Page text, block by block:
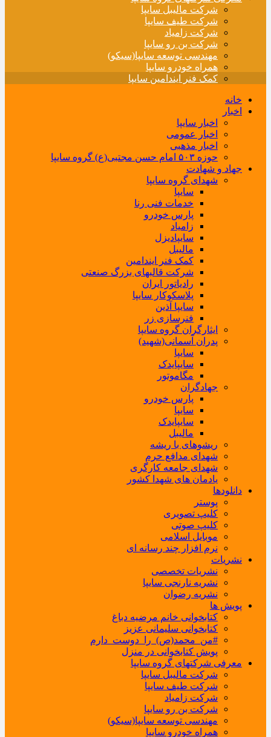
شرکت مالیبل سایپا
شرکت طیف سایپا
شرکت زامیاد
شرکت بن رو سایپا
مهندسی توسعه سایپا(سیکو)
همراه خودرو سایپا
کمک فنر ایندامین سایپا
خانه
اخبار
اخبار سایپا
اخبار عمومی
اخبار مذهبی
حوزه ۵۰۳ امام حسن مجتبی(ع) گروه سایپا
جهاد و شهادت
شهدای گروه سایپا
سایپا
خدمات فنی رنا
پارس خودرو
زامیاد
سایپادیزل
مالیبل
کمک فنر ایندامین
شرکت قالبهای بزرگ صنعتی
رادیاتور ایران
پلاسکوکار سایپا
سایپا آذین
فنرسازی زر
ایثارگران گروه سایپا
پدران آسمانی(شهید)
سایپا
سایپایدک
مگاموتور
جهادگران
پارس خودرو
سایپا
سایپایدک
مالیبل
ریشوهای با ریشه
شهدای مدافع حرم
شهدای جامعه کارگری
یادمان های شهدا کشور
دانلودها
پوستر
کلیپ تصویری
کلیپ صوتی
موبایل اسلامی
نرم افزار چند رسانه ای
نشریات
نشریات تخصصی
نشریه نارنجی سایپا
نشریه رضوان
پویش ها
کتابخوانی خانم مرضیه دباغ
کتابخوانی سلیمانی عزیز
#من_محمد(ص)_را_دوست_دارم
پویش کتابخوانی در منزل
معرفی شرکتهای گروه سایپا
شرکت مالیبل سایپا
شرکت طیف سایپا
شرکت زامیاد
شرکت بن رو سایپا
مهندسی توسعه سایپا(سیکو)
همراه خودرو سایپا